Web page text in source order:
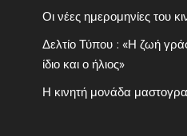
Οι νέες ημερομηνίες του
Δελτίο Τύπου : «Η ζωή
ίδιο και ο ήλιος»
Η κινητή μονάδα